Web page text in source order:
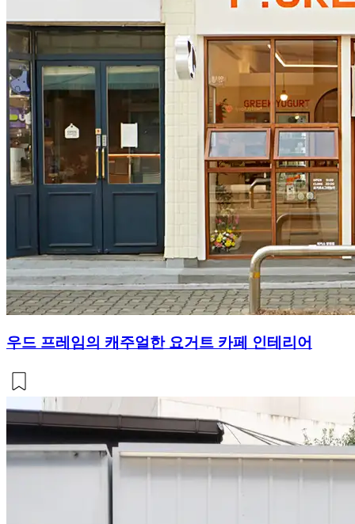
우드 프레임의 캐주얼한 요거트 카페 인테리어